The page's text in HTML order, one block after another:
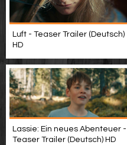
Luft - Teaser Trailer (Deutsch)
HD
Lassie: Ein neues Abenteuer -
Teaser Trailer (Deutsch) HD